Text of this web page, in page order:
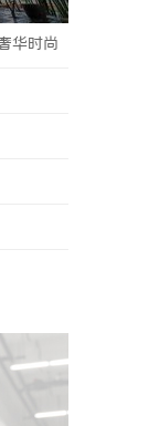
华时尚